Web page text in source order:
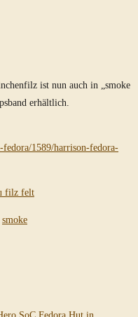
ist nun auch in „smoke
erhältlich.
1589/harrison-fedora-
smoke